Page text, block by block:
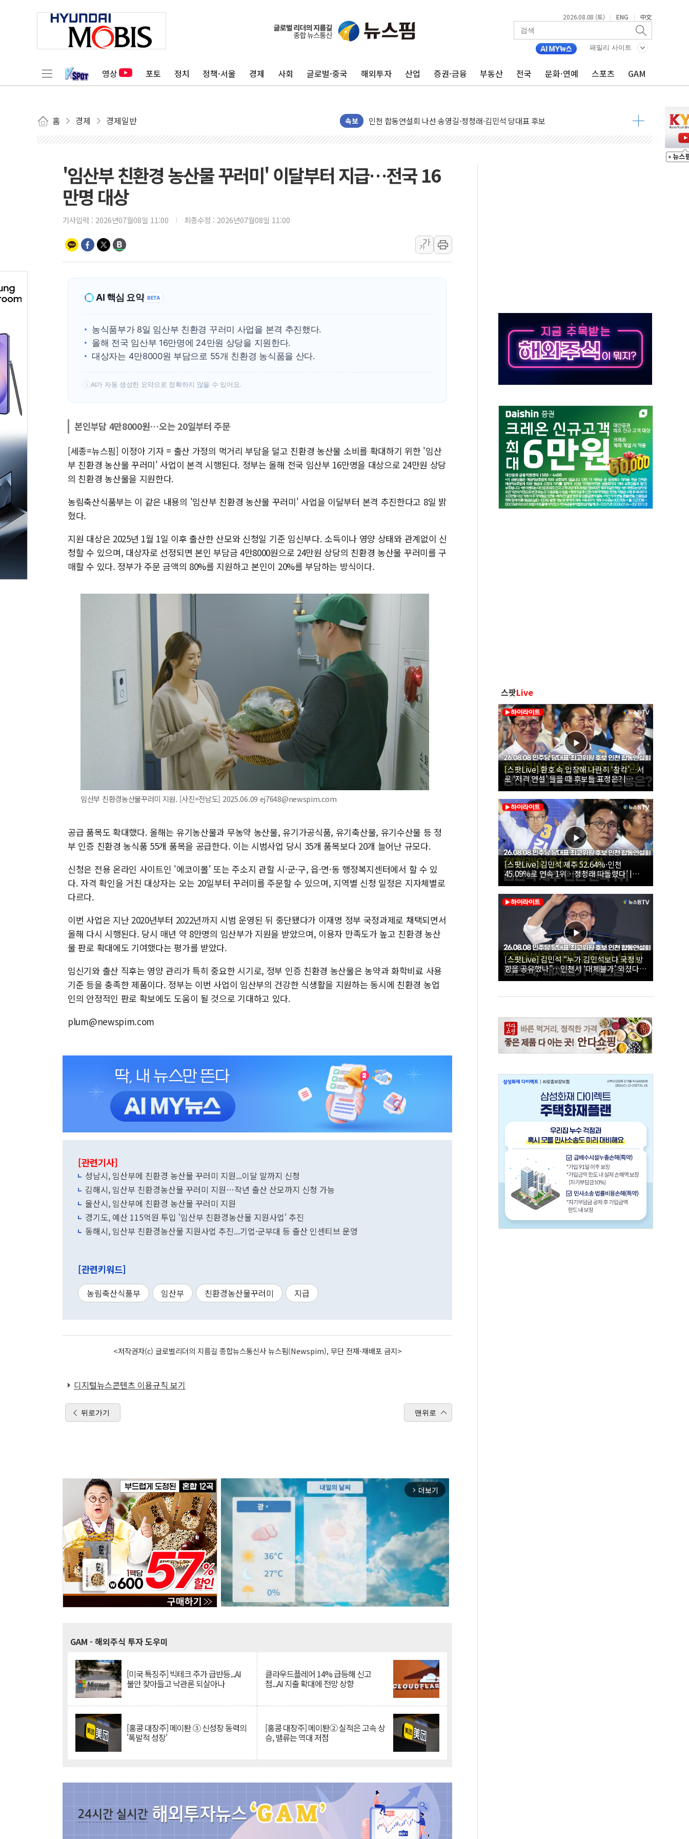
2026.08.08 (토) | ENG | 中文
패밀리 사이트
영상 포토 정치 정책·서울 경제 사회 글로벌·중국 해외투자 산업 증권·금융 부동산 전국 문화·연예 스포츠 GAM
홈 경제 경제일반 속보
울진·영덕 '호우특보'-포항 '산사태 주의보'...경북도, 호우 피해·통제구간 없어
[종합] 김민석, 정청래에 '0.86%p' 차 재역전 성공...金 45.42% vs 鄭 44.56%
김민석, 2주차 제주·인천 경선서 정청래에 승리...47.75% vs 42.08%
인사하는 김민석 당대표 후보
[속보] 민주, 인천 경선 결과 발표...김민석 45.09% 정청래 43.27% 송영길 11.63%
[속보] 민주, 제주 경선 결과 발표...김민석 52.64% 정청래 39.89% 송영길 7.47%
폐기물 수거하다 참변…60대 환경미화원 수거차에 치여 사망
서울 중랑구 주택가서 흉기 난동…60대 남성 2명 숨져
인천서 말다툼 중 어머니 흉기 살해 10대 아들 체포
'화합' 꺼낸 김민석에 '뻔뻔' 받아친 정청래…제주 연설서 신경전 고조
李대통령, ISA 개편 재검토 지시…與 "적극 환영"·野 "졸속 국정"
'임산부 친환경 농산물 꾸러미' 이달부터 지급…전국 16
만명 대상
기사입력 : 2026년07월08일 11:00 최종수정 : 2026년07월08일 11:00
가
가
AI 핵심 요약 BETA
농식품부가 8일 임산부 친환경 꾸러미 사업을 본격 추진했다.
올해 전국 임산부 16만명에 24만원 상당을 지원한다.
대상자는 4만8000원 부담으로 55개 친환경 농식품을 산다.
! AI가 자동 생성한 요약으로 정확하지 않을 수 있어요.
본인부담 4만8000원…오는 20일부터 주문
[세종=뉴스핌] 이정아 기자 = 출산 가정의 먹거리 부담을 덜고 친환경 농산물 소비를 확대하기 위한 '임산
부 친환경 농산물 꾸러미' 사업이 본격 시행된다. 정부는 올해 전국 임산부 16만명을 대상으로 24만원 상당
의 친환경 농산물을 지원한다.
농림축산식품부는 이 같은 내용의 '임산부 친환경 농산물 꾸러미' 사업을 이달부터 본격 추진한다고 8일 밝
혔다.
지원 대상은 2025년 1월 1일 이후 출산한 산모와 신청일 기준 임신부다. 소득이나 영양 상태와 관계없이 신
청할 수 있으며, 대상자로 선정되면 본인 부담금 4만8000원으로 24만원 상당의 친환경 농산물 꾸러미를 구
매할 수 있다. 정부가 주문 금액의 80%를 지원하고 본인이 20%를 부담하는 방식이다.
임산부 친환경농산물꾸러미 지원. [사진=전남도] 2025.06.09 ej7648@newspim.com
공급 품목도 확대했다. 올해는 유기농산물과 무농약 농산물, 유기가공식품, 유기축산물, 유기수산물 등 정
부 인증 친환경 농식품 55개 품목을 공급한다. 이는 시범사업 당시 35개 품목보다 20개 늘어난 규모다.
신청은 전용 온라인 사이트인 '에코이몰' 또는 주소지 관할 시·군·구, 읍·면·동 행정복지센터에서 할 수 있
다. 자격 확인을 거친 대상자는 오는 20일부터 꾸러미를 주문할 수 있으며, 지역별 신청 일정은 지자체별로
다르다.
이번 사업은 지난 2020년부터 2022년까지 시범 운영된 뒤 중단됐다가 이재명 정부 국정과제로 채택되면서
올해 다시 시행된다. 당시 매년 약 8만명의 임산부가 지원을 받았으며, 이용자 만족도가 높고 친환경 농산
물 판로 확대에도 기여했다는 평가를 받았다.
임신기와 출산 직후는 영양 관리가 특히 중요한 시기로, 정부 인증 친환경 농산물은 농약과 화학비료 사용
기준 등을 충족한 제품이다. 정부는 이번 사업이 임산부의 건강한 식생활을 지원하는 동시에 친환경 농업
인의 안정적인 판로 확보에도 도움이 될 것으로 기대하고 있다.
plum@newspim.com
[관련기사]
성남시, 임산부에 친환경 농산물 꾸러미 지원...이달 말까지 신청
김해시, 임산부 친환경농산물 꾸러미 지원…작년 출산 산모까지 신청 가능
울산시, 임산부에 친환경 농산물 꾸러미 지원
경기도, 예산 115억원 투입 '임산부 친환경농산물 지원사업' 추진
동해시, 임산부 친환경농산물 지원사업 추진...기업·군부대 등 출산 인센티브 운영
[관련키워드]
농림축산식품부 임산부 친환경농산물꾸러미 지급
<저작권자(c) 글로벌리더의 지름길 종합뉴스통신사 뉴스핌(Newspim), 무단 전재-재배포 금지>
디지털뉴스콘텐츠 이용규칙 보기
뒤로가기 맨위로
arrow_forward_ios 더보기
GAM - 해외주식 투자 도우미
[미국 특징주] 빅테크 주가 급반등...AI
불안 잦아들고 낙관론 되살아나
클라우드플레어 14% 급등해 신고
점...AI 지출 확대에 전망 상향
[홍콩 대장주] 메이퇀 ③ 신성장 동력의
'폭발적 성장'
[홍콩 대장주] 메이퇀② 실적은 고속 상
승, 밸류는 역대 저점
스팟Live
[스팟Live] 환호 속 입장해 나란히 ‘찰칵’…서
로 ‘저격 연설’ 들을 때 후보들 표정은? |
26.08.08 더불어민주당 당대표·최고위원 후
보 인천 합동연설회
[스팟Live] 김민석 제주 52.64%·인천
45.09%로 연속 1위…정청래 따돌렸다’ |
26.08.08 더불어민주당 당대표·최고위원 후
보 인천 합동연설회
[스팟Live] 김민석 “누가 김민석보다 국정 방
향을 공유했나”…인천서 ‘대체불가’ 외쳤다 |
26.08.08 더불어민주당 당대표·최고위원 후